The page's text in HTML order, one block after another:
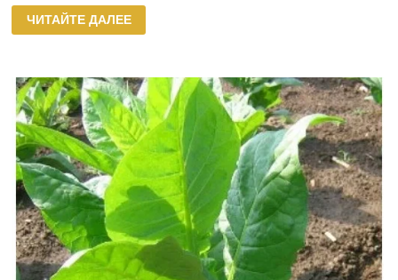
СОРТА
ТАБАКА
СОРТОТИПА
ЧИТАЙТЕ ДАЛЕЕ